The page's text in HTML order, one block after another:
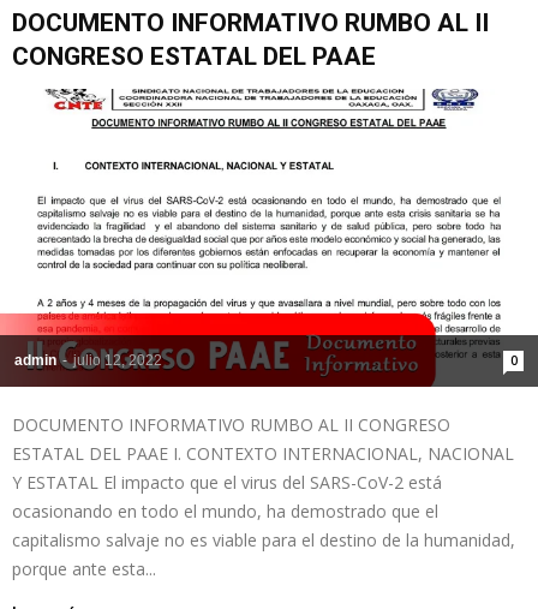
DOCUMENTO INFORMATIVO RUMBO AL II
CONGRESO ESTATAL DEL PAAE
admin - julio 12, 2022 0
DOCUMENTO INFORMATIVO RUMBO AL II CONGRESO
ESTATAL DEL PAAE I. CONTEXTO INTERNACIONAL, NACIONAL
Y ESTATAL El impacto que el virus del SARS-CoV-2 está
ocasionando en todo el mundo, ha demostrado que el
capitalismo salvaje no es viable para el destino de la humanidad,
porque ante esta...